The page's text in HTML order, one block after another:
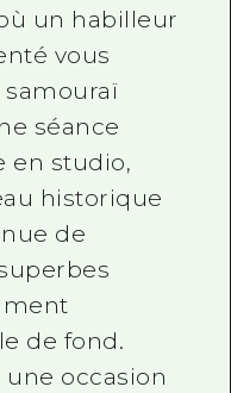
un habilleur
vous
séance
en studio,
historique
de
de fond.
occasion